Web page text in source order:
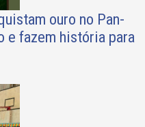
ouro no Pan-
e fazem história para